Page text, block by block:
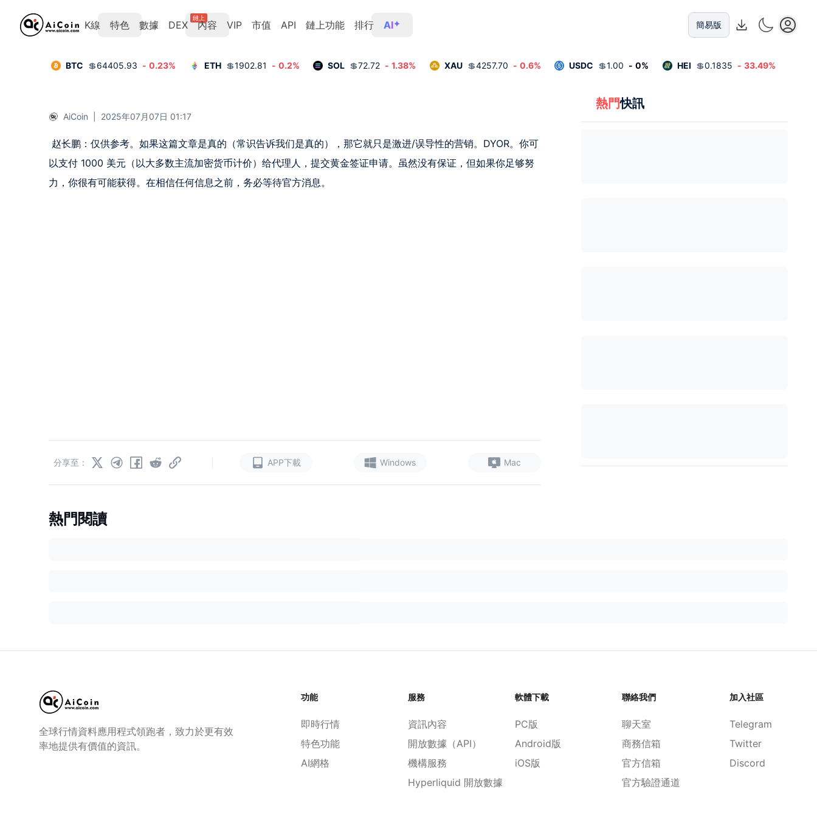
K線 特色 數據 DEX
鏈上
內容 VIP 市值 API 鏈上功能 排行 AI 簡易版
BTC 💲64405.93 - 0.23% ETH 💲1902.81 - 0.2% SOL 💲72.72 - 1.38% XAU 💲4257.70 - 0.6% USDC 💲1.00 - 0% HEI 💲0.1835 - 33.49%
AiCoin 2025年07月07日 01:17
以支付 1000 美元（以大多数主流加密货币计价）给代理人，提交黄金签证申请。虽然没有保证，但如果你足够努
力，你很有可能获得。在相信任何信息之前，务必等待官方消息。‍️
APP下載 Windows Mac
分享至：
熱門快訊
熱門閱讀
全球行情資料應用程式領跑者，致力於更有效
率地提供有價值的資訊。
功能
即時行情
特色功能
AI網格
服務
資訊內容
開放數據（API）
機構服務
Hyperliquid 開放數據
軟體下載
PC版
Android版
iOS版
聯絡我們
聊天室
商務信箱
官方信箱
官方驗證通道
加入社區
Telegram
Twitter
Discord